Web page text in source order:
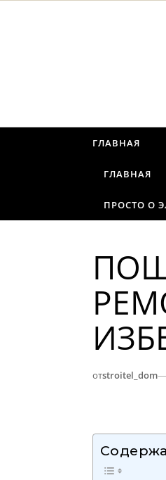
ГЛАВНАЯ
ГЛАВНАЯ
ПРОСТО О
отstroitel_dom—